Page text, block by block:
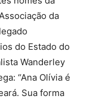
da
do Estado do
Wanderley
“Ana Olívia é
Sua forma